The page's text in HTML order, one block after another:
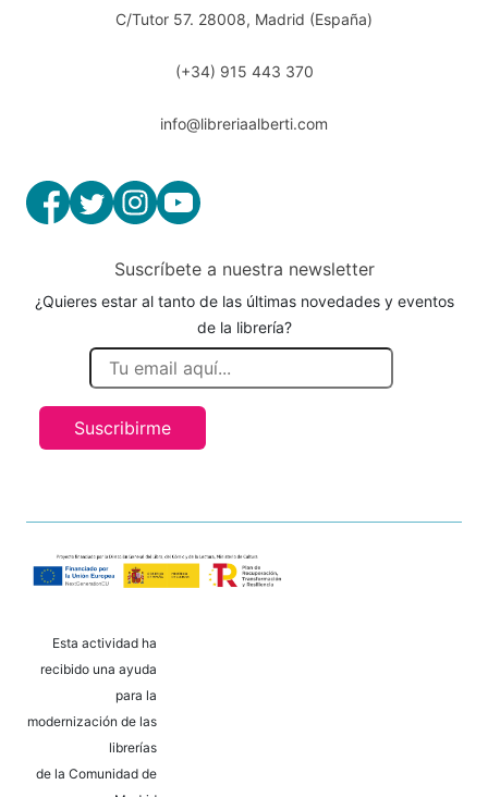
C/Tutor 57. 28008, Madrid (España)
(+34) 915 443 370
info@libreriaalberti.com
Suscríbete a nuestra newsletter
¿Quieres estar al tanto de las últimas novedades y eventos
de la librería?
Suscribirme
Esta actividad ha
recibido una ayuda
para la
modernización de las
librerías
de la Comunidad de